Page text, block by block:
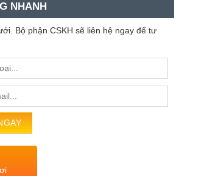
NHANH
Bộ phận CSKH sẽ liên hệ ngay để tư